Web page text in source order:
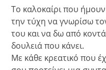
Το καλοκαίρι που ήμουν
την τύχη να γνωρίσω
του και να δω από
δουλειά που κάνει.
Με κάθε κρεατικό που